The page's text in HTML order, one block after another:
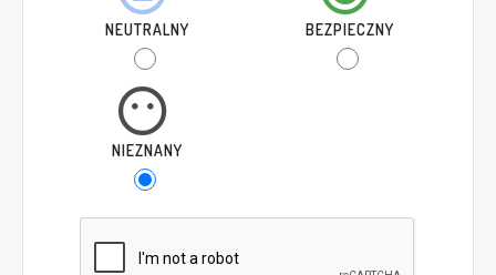
NEUTRALNY BEZPIECZNY
NIEZNANY